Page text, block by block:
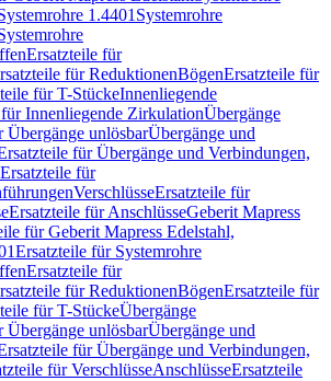
1.4401 Systemrohre
Ersatzteile für
für ReduktionenBögenErsatzteile für
für T-StückeInnenliegende
Innenliegende ZirkulationÜbergänge
Übergänge unlösbarÜbergänge und
für Übergänge und Verbindungen,
Ersatzteile für
VerschlüsseErsatzteile für
Ersatzteile für AnschlüsseGeberit Mapress
für Geberit Mapress Edelstahl,
Ersatzteile für Systemrohre
Ersatzteile für
für ReduktionenBögenErsatzteile für
für T-StückeÜbergänge
Übergänge unlösbarÜbergänge und
für Übergänge und Verbindungen,
für VerschlüsseAnschlüsseErsatzteile